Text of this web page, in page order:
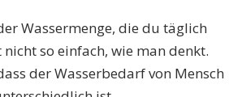
Wassermenge, die du täglich
so einfach, wie man denkt.
der Wasserbedarf von Mensch